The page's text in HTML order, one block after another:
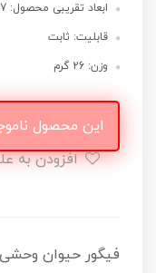
ابعاد تقریبی محصول: 5.7 × 2.5 × 6.5 سانتیمتر
قابلیت: ثابت
وزن: 26 گرم
این محصول
افزودن به علاقه‌مندی